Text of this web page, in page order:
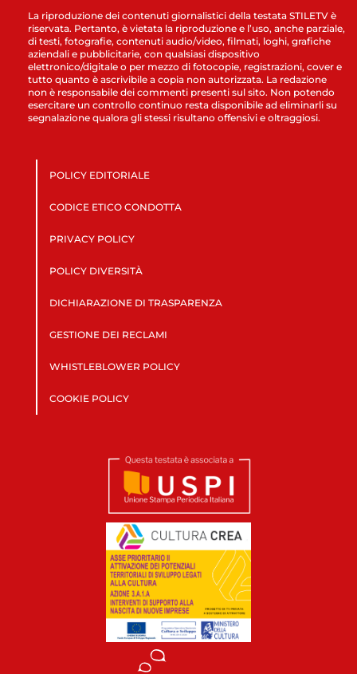
La riproduzione dei contenuti giornalistici della testata STILETV è
riservata. Pertanto, è vietata la riproduzione e l’uso, anche parziale,
di testi, fotografie, contenuti audio/video, filmati, loghi, grafiche
aziendali e pubblicitarie, con qualsiasi dispositivo
elettronico/digitale o per mezzo di fotocopie, registrazioni, cover e
tutto quanto è ascrivibile a copia non autorizzata. La redazione
non è responsabile dei commenti presenti sul sito. Non potendo
esercitare un controllo continuo resta disponibile ad eliminarli su
segnalazione qualora gli stessi risultano offensivi e oltraggiosi.
POLICY EDITORIALE
CODICE ETICO CONDOTTA
PRIVACY POLICY
POLICY DIVERSITÀ
DICHIARAZIONE DI TRASPARENZA
GESTIONE DEI RECLAMI
WHISTLEBLOWER POLICY
COOKIE POLICY